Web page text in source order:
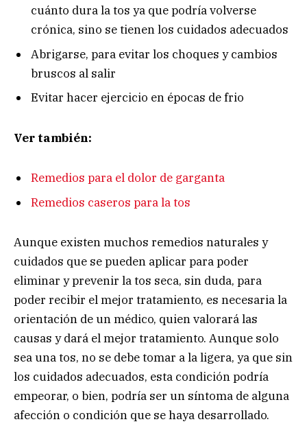
cuánto dura la tos ya que podría volverse
crónica, sino se tienen los cuidados adecuados
Abrigarse, para evitar los choques y cambios
bruscos al salir
Evitar hacer ejercicio en épocas de frio
Ver también:
Remedios para el dolor de garganta
Remedios caseros para la tos
Aunque existen muchos remedios naturales y
cuidados que se pueden aplicar para poder
eliminar y prevenir la tos seca, sin duda, para
poder recibir el mejor tratamiento, es necesaria la
orientación de un médico, quien valorará las
causas y dará el mejor tratamiento. Aunque solo
sea una tos, no se debe tomar a la ligera, ya que sin
los cuidados adecuados, esta condición podría
empeorar, o bien, podría ser un síntoma de alguna
afección o condición que se haya desarrollado.